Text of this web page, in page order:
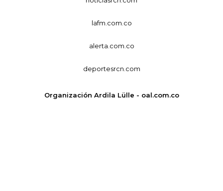
lafm.com.co
alerta.com.co
deportesrcn.com
Organización Ardila Lülle - oal.com.co